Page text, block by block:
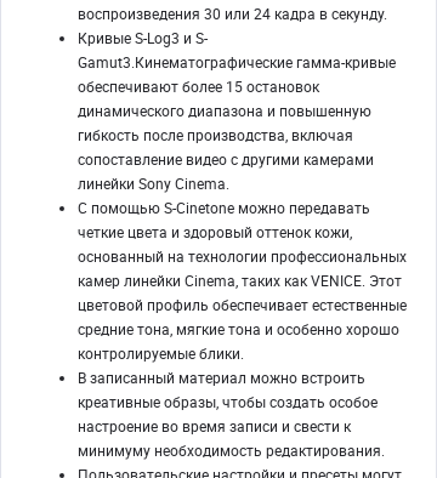
воспроизведения 30 или 24 кадра в секунду.
Кривые S-Log3 и S-
Gamut3.Кинематографические гамма-кривые
обеспечивают более 15 остановок
динамического диапазона и повышенную
гибкость после производства, включая
сопоставление видео с другими камерами
линейки Sony Cinema.
С помощью S-Cinetone можно передавать
четкие цвета и здоровый оттенок кожи,
основанный на технологии профессиональных
камер линейки Cinema, таких как VENICE. Этот
цветовой профиль обеспечивает естественные
средние тона, мягкие тона и особенно хорошо
контролируемые блики.
В записанный материал можно встроить
креативные образы, чтобы создать особое
настроение во время записи и свести к
минимуму необходимость редактирования.